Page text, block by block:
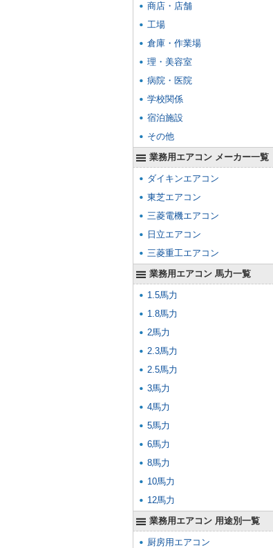
商店・店舗
工場
倉庫・作業場
理・美容室
病院・医院
学校関係
宿泊施設
その他
業務用エアコン メーカー一覧
ダイキンエアコン
東芝エアコン
三菱電機エアコン
日立エアコン
三菱重工エアコン
業務用エアコン 馬力一覧
1.5馬力
1.8馬力
2馬力
2.3馬力
2.5馬力
3馬力
4馬力
5馬力
6馬力
8馬力
10馬力
12馬力
業務用エアコン 用途別一覧
厨房用エアコン